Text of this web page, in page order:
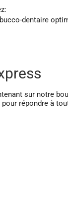
dentaire
sur notre
répondre à